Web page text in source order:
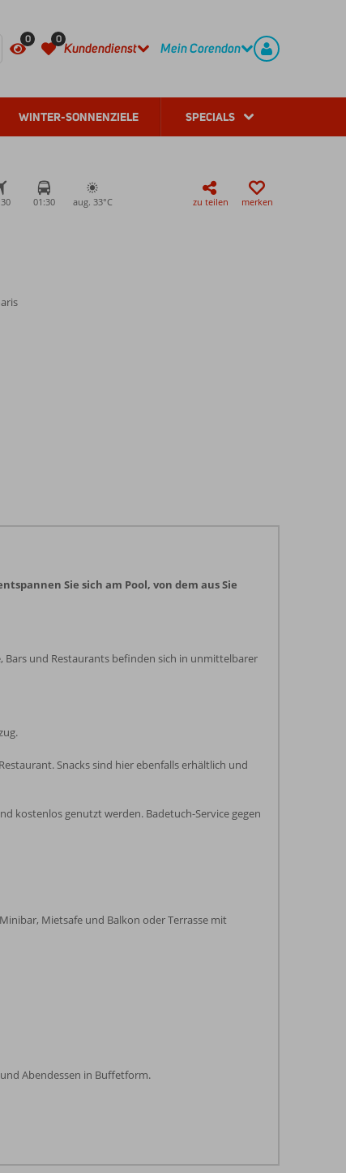
0 0
Kundendienst Mein Corendon
WINTER-SONNENZIELE SPECIALS
01:30 aug. 33°C zu teilen merken
Sie sich am Pool, von dem aus Sie
Bars und Restaurants befinden sich in unmittelbarer
Snacks sind hier ebenfalls erhältlich und
kostenlos genutzt werden. Badetuch-Service gegen
Mietsafe und Balkon oder Terrasse mit
Abendessen in Buffetform.